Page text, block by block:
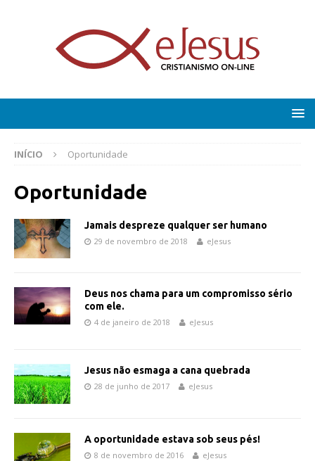
INÍCIO Oportunidade
Oportunidade
Jamais despreze qualquer ser humano
29 de novembro de 2018 eJesus
Deus nos chama para um compromisso sério
com ele.
4 de janeiro de 2018 eJesus
Jesus não esmaga a cana quebrada
28 de junho de 2017 eJesus
A oportunidade estava sob seus pés!
8 de novembro de 2016 eJesus